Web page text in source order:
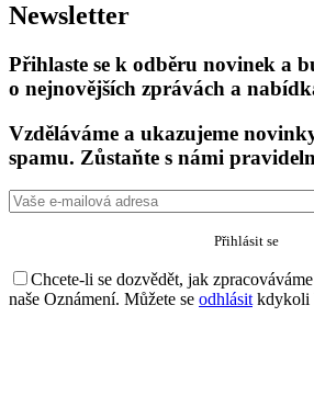
Newsletter
Přihlaste se k odběru novinek a
o nejnovějších zprávách a
Vzděláváme a ukazujeme
spamu. Zůstaňte s námi
Chcete-li se dozvědět, jak
naše Oznámení. Můžete se odhlásitkdykoli